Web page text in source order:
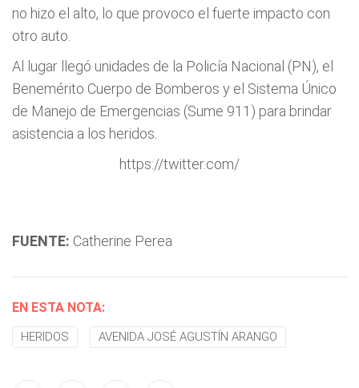
no hizo el alto, lo que provoco el fuerte impacto con
otro auto.
Al lugar llegó unidades de la Policía Nacional (PN), el
Benemérito Cuerpo de Bomberos y el Sistema Único
de Manejo de Emergencias (Sume 911) para brindar
asistencia a los heridos.
https://twitter.com/
FUENTE: Catherine Perea
EN ESTA NOTA:
HERIDOS AVENIDA JOSÉ AGUSTÍN ARANGO